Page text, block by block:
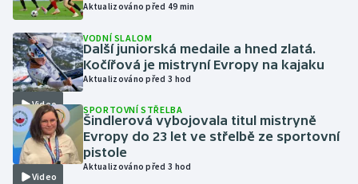
Házená
Jezdectví
Judo
Krasobruslení
Lezení
Aktualizováno před 49 min
Video
VODNÍ SLALOM
Další juniorská medaile a hned zlatá.
Kočířová je mistryní Evropy na kajaku
Aktualizováno před 3 hod
Video
SPORTOVNÍ STŘELBA
Šindlerová vybojovala titul mistryně
Evropy do 23 let ve střelbě ze sportovní
pistole
Aktualizováno před 3 hod